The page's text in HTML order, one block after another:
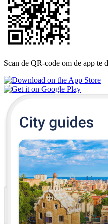
Scan de QR-code om de app te